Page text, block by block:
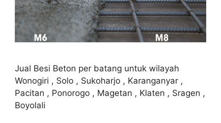
Jual Besi Beton per batang untuk wilayah
Wonogiri , Solo , Sukoharjo , Karanganyar ,
Pacitan , Ponorogo , Magetan , Klaten , Sragen ,
Boyolali